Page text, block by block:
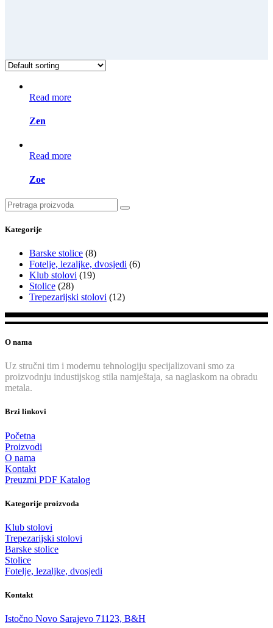
Read more
Zen
Read more
Zoe
Search
for:
Kategorije
Barske stolice (8)
Fotelje, lezaljke, dvosjedi (6)
Klub stolovi (19)
Stolice (28)
Trepezarijski stolovi (12)
O nama
Uz stručni tim i modernu tehnologiju specijalizovani smo za
proizvodnju industijskog stila namještaja, sa naglaskom na obradu
metala.
Brzi linkovi
Početna
Proizvodi
O nama
Kontakt
Preuzmi PDF Katalog
Kategorije proizvoda
Klub stolovi
Trepezarijski stolovi
Barske stolice
Stolice
Fotelje, lezaljke, dvosjedi
Kontakt
Istočno Novo Sarajevo 71123, B&H